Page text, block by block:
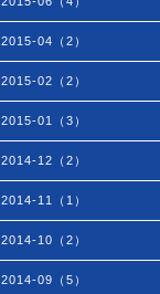
2015-04（2）
2015-02（2）
2015-01（3）
2014-12（2）
2014-11（1）
2014-10（2）
2014-09（5）